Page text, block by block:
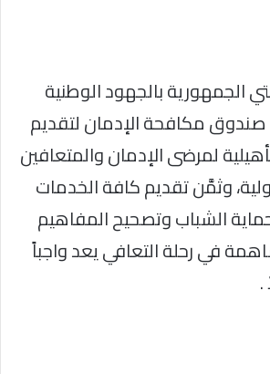
الجمهورية بالجهود الوطنية
مكافحة الإدمان لتقديم
لمرضى الإدمان والمتعافين
وثمَّن تقديم كافة الخدمات
الشباب وتصحيح المفاهيم
في رحلة التعافي يعد واجباً
.